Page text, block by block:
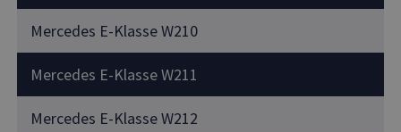
Mercedes E-Klasse W210
Mercedes E-Klasse W211
Mercedes E-Klasse W212